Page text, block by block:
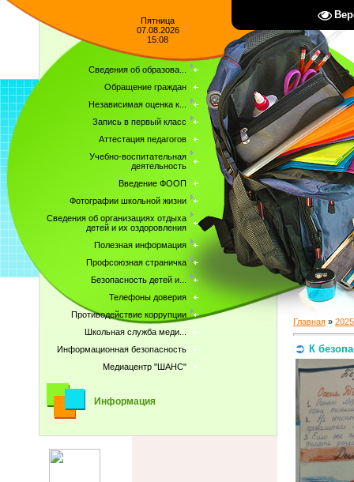
Пятница
07.08.2026
15:08
Сведения об образова...
Обращение граждан
Независимая оценка к...
Запись в первый класс
Аттестация педагогов
Учебно-воспитательная
деятельность
Введение ФООП
Фотографии школьной жизни
Сведения об организациях отдыха
детей и их оздоровления
Полезная информация
Профсоюзная страничка
Безопасность детей и...
Телефоны доверия
Противодействие коррупции
Школьная служба меди...
Информационная безопасность
Медиацентр "ШАНС"
Информация
Главная » 2025
К